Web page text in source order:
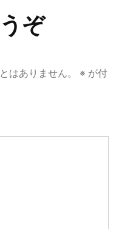
ぞ
はありません。 ※ が付